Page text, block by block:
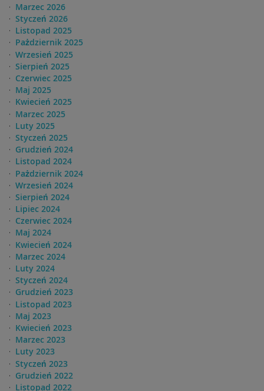
Marzec 2026
Styczeń 2026
Listopad 2025
Pażdziernik 2025
Wrzesień 2025
Sierpień 2025
Czerwiec 2025
Maj 2025
Kwiecień 2025
Marzec 2025
Luty 2025
Styczeń 2025
Grudzień 2024
Listopad 2024
Pażdziernik 2024
Wrzesień 2024
Sierpień 2024
Lipiec 2024
Czerwiec 2024
Maj 2024
Kwiecień 2024
Marzec 2024
Luty 2024
Styczeń 2024
Grudzień 2023
Listopad 2023
Maj 2023
Kwiecień 2023
Marzec 2023
Luty 2023
Styczeń 2023
Grudzień 2022
Listopad 2022